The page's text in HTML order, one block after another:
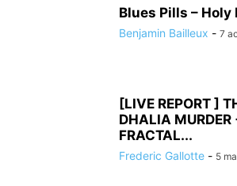
Blues Pills – Holy
Benjamin Bailleux - 7
[LIVE REPORT ]
DHALIA
FRACTAL...
Frederic Gallotte - 5